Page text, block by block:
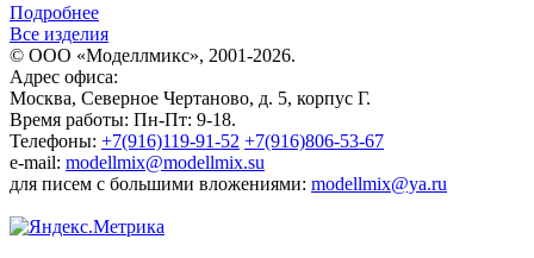
Подробнее
Все изделия
© ООО «Моделлмикс», 2001-2026.
Адрес офиса:
Москва, Северное Чертаново, д. 5, корпус Г.
Время работы: Пн-Пт: 9-18.
Телефоны: +7(916)119-91-52 +7(916)806-53-67
e-mail: modellmix@modellmix.su
для писем с большими вложениями: modellmix@ya.ru